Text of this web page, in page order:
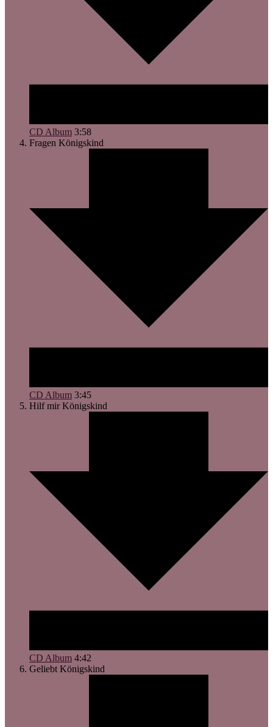
CD Album 3:58
Fragen Königskind
CD Album 3:45
Hilf mir Königskind
CD Album 4:42
Geliebt Königskind